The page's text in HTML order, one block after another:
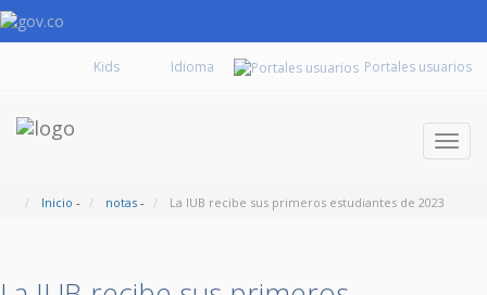
Kids Portales usuarios
Inicio - notas - La IUB recibe sus primeros estudiantes de 2023